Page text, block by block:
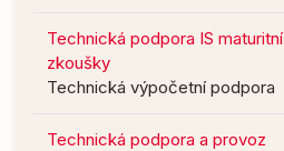
Technická podpora IS maturitní
zkoušky
Technická výpočetní podpora
Technická podpora a provoz